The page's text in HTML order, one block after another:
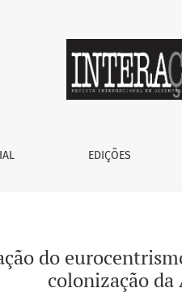
como padrão de poder
EDIÇÕES
do
colonização da